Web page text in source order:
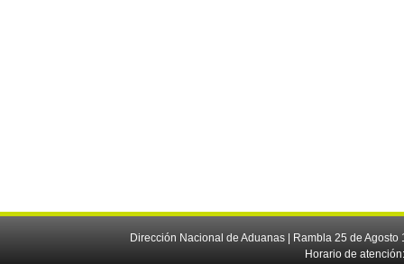
Dirección Nacional de Aduanas | Rambla 25 de
Horario de